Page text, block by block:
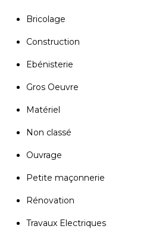
Bricolage
Construction
Ebénisterie
Gros Oeuvre
Matériel
Non classé
Ouvrage
Petite maçonnerie
Rénovation
Travaux Electriques